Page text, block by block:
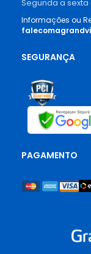
Segunda a sexta
Informações ou
SEGURANÇA
PAGAMENTO